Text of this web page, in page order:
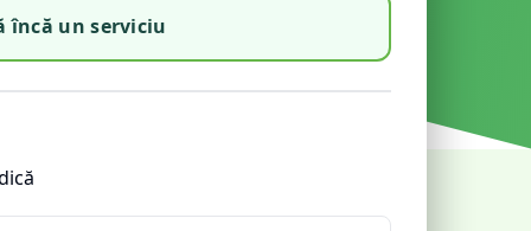
încă un serviciu